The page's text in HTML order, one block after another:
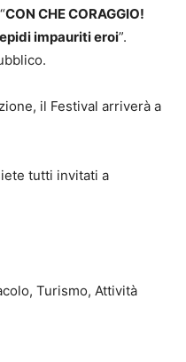
CON CHE CORAGGIO!
impauriti eroi”.
il Festival arriverà a
tutti invitati a
Turismo, Attività